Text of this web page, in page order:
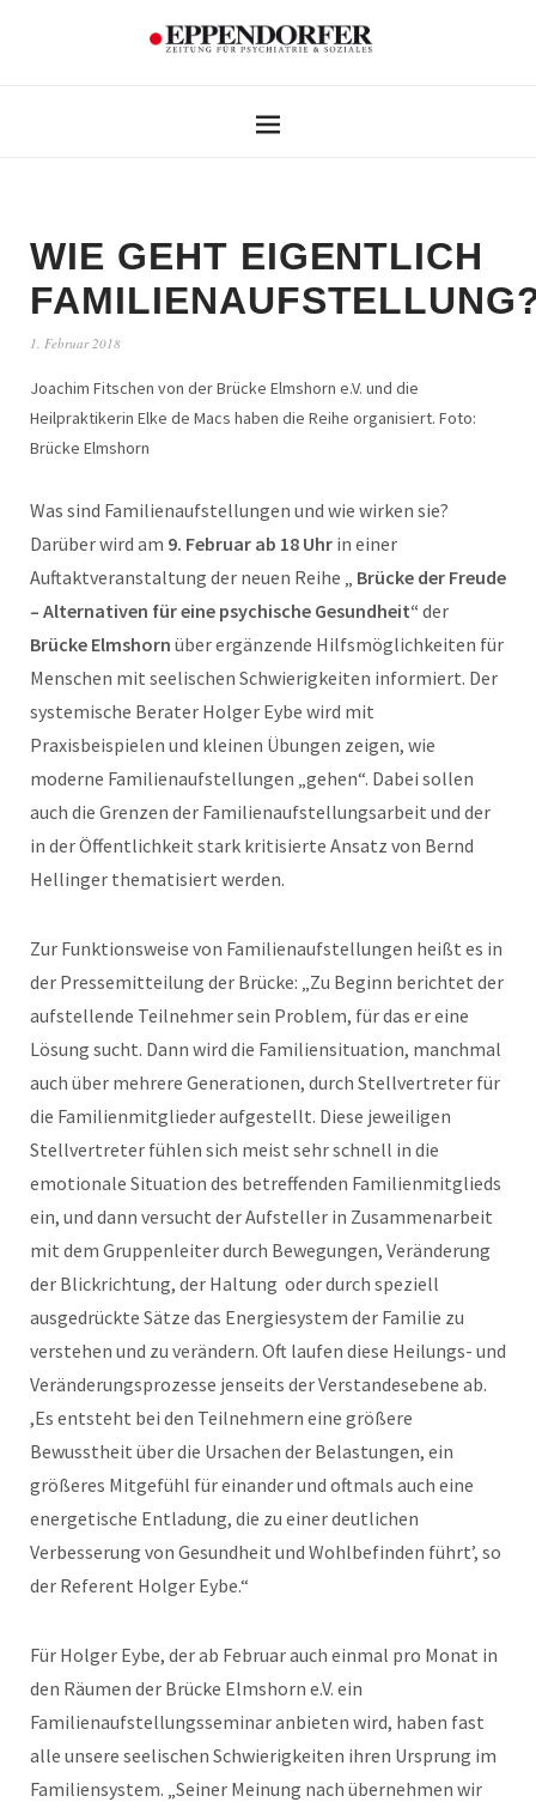
WIE GEHT EIGENTLICH
1. Februar 2018
Joachim Fitschen von der Brücke Elmshorn e.V. und die
Heilpraktikerin Elke de Macs haben die Reihe organisiert. Foto:
Brücke Elmshorn
Was sind Familienaufstellungen und wie wirken sie?
Darüber wird am 9. Februar ab 18 Uhr in einer
Auftaktveranstaltung der neuen Reihe „
Brücke der Freude
– Alternativen für eine psychische Gesundheit“ der
Brücke Elmshorn über ergänzende Hilfsmöglichkeiten für
Menschen mit seelischen Schwierigkeiten informiert. Der
systemische Berater Holger Eybe wird mit
Praxisbeispielen und kleinen Übungen zeigen, wie
moderne Familienaufstellungen „gehen“. Dabei sollen
auch die Grenzen der Familienaufstellungsarbeit und der
in der Öffentlichkeit stark kritisierte Ansatz von Bernd
Hellinger thematisiert werden.
Zur Funktionsweise von Familienaufstellungen heißt es in
der Pressemitteilung der Brücke: „Zu Beginn berichtet der
aufstellende Teilnehmer sein Problem, für das er eine
Lösung sucht. Dann wird die Familiensituation, manchmal
auch über mehrere Generationen, durch Stellvertreter für
die Familienmitglieder aufgestellt. Diese jeweiligen
Stellvertreter fühlen sich meist sehr schnell in die
emotionale Situation des betreffenden Familienmitglieds
ein, und dann versucht der Aufsteller in Zusammenarbeit
mit dem Gruppenleiter durch Bewegungen, Veränderung
der Blickrichtung, der Haltung oder durch speziell
ausgedrückte Sätze das Energiesystem der Familie zu
verstehen und zu verändern. Oft laufen diese Heilungs- und
Veränderungsprozesse jenseits der Verstandesebene ab.
,Es entsteht bei den Teilnehmern eine größere
Bewusstheit über die Ursachen der Belastungen, ein
größeres Mitgefühl für einander und oftmals auch eine
energetische Entladung, die zu einer deutlichen
Verbesserung von Gesundheit und Wohlbefinden führt’, so
der Referent Holger Eybe.“
Für Holger Eybe, der ab Februar auch einmal pro Monat in
den Räumen der Brücke Elmshorn e.V. ein
Familienaufstellungsseminar anbieten wird, haben fast
alle unsere seelischen Schwierigkeiten ihren Ursprung im
Familiensystem. „Seiner Meinung nach übernehmen wir